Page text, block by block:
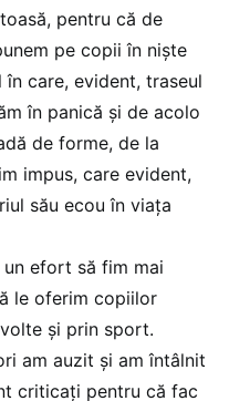
pentru că de
pe copii în niște
care, evident, traseul
în panică și de acolo
de forme, de la
impus, care evident,
său ecou în viața
un efort să fim mai
le oferim copiilor
și prin sport.
am auzit și am întâlnit
criticați pentru că fac